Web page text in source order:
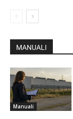
MANUALI
Manuali